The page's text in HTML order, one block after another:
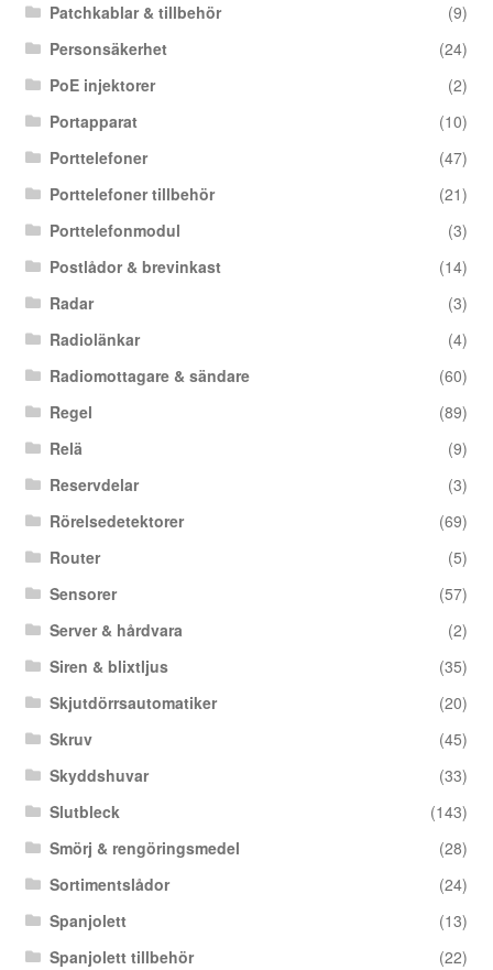
Patchkablar & tillbehör
(9)
Personsäkerhet
(24)
PoE injektorer
(2)
Portapparat
(10)
Porttelefoner
(47)
Porttelefoner tillbehör
(21)
Porttelefonmodul
(3)
Postlådor & brevinkast
(14)
Radar
(3)
Radiolänkar
(4)
Radiomottagare & sändare
(60)
Regel
(89)
Relä
(9)
Reservdelar
(3)
Rörelsedetektorer
(69)
Router
(5)
Sensorer
(57)
Server & hårdvara
(2)
Siren & blixtljus
(35)
Skjutdörrsautomatiker
(20)
Skruv
(45)
Skyddshuvar
(33)
Slutbleck
(143)
Smörj & rengöringsmedel
(28)
Sortimentslådor
(24)
Spanjolett
(13)
Spanjolett tillbehör
(22)